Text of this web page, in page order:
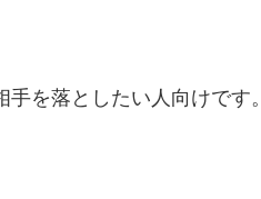
を落としたい人向けです。